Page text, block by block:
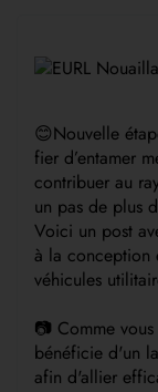
😊Nouvelle
fier d’entamer
contribuer au
un pas de plus
Voici un post
à la conception
véhicules
📷 Comme
bénéficie d'un
afin d'allier